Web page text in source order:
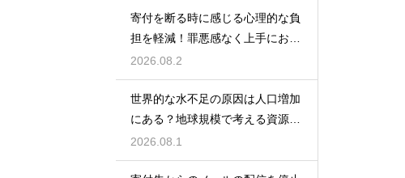
寄付を断る時に感じる心理的な負
担を軽減！罪悪感なく上手にお断
りする
2026.08.2
世界的な水不足の原因は人口増加
にある？地球規模で考える資源と
対策
2026.08.1